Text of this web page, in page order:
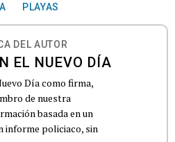
PLAYAS
DEL AUTOR
EL NUEVO DÍA
Día como firma,
de nuestra
basada en un
informe policiaco, sin